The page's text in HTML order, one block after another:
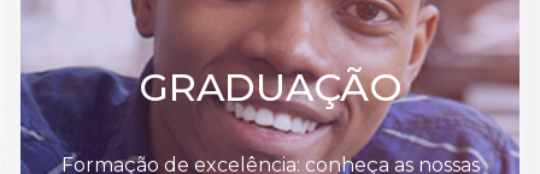
GRADUAÇÃO
Formação de excelência: conheça as nossas